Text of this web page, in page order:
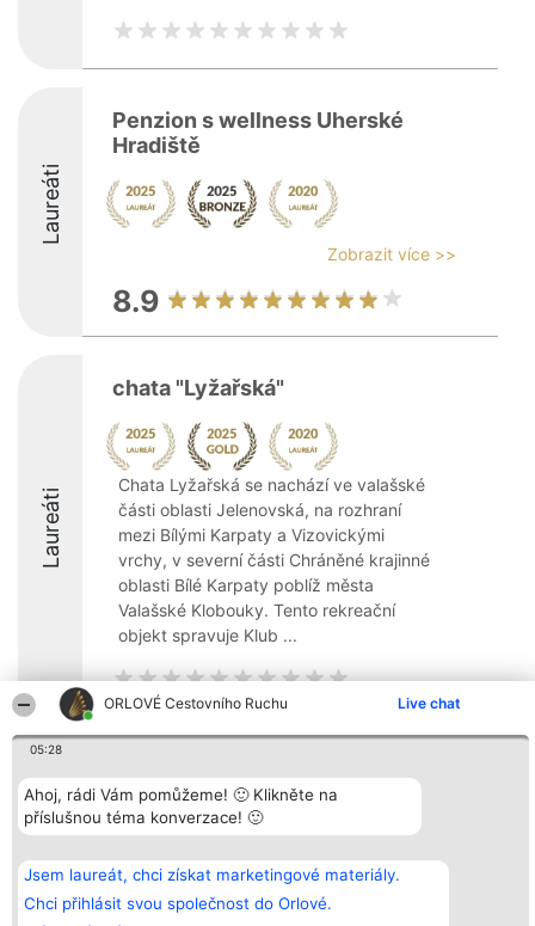
ORLOVÉ Cestovního Ruchu Live chat
05:28
Ahoj, rádi Vám pomůžeme! 🙂 Klikněte na
příslušnou téma konverzace! 🙂
Jsem laureát, chci získat marketingové materiály.
Chci přihlásit svou společnost do Orlové.
Laureáti
Penzion s wellness Uherské
Hradiště
Zobrazit více >>
8.9
Laureáti
chata "Lyžařská"
Chata Lyžařská se nachází ve valašské
části oblasti Jelenovská, na rozhraní
mezi Bílými Karpaty a Vizovickými
vrchy, v severní části Chráněné krajinné
oblasti Bílé Karpaty poblíž města
Valašské Klobouky. Tento rekreační
objekt spravuje Klub ...
Bright Side Solutions sp. z o.
o. sp. k.
ul. Ruska 22
Wrocław 50-079
381313360 | NIP 8943132676
Vítězové
Seznam všech
laureátů
Zásady
Zásady
osobních údajů
Kontakt